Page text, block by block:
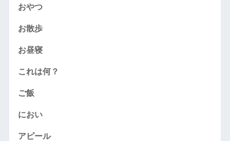
おやつ
お散歩
お昼寝
これは何？
ご飯
におい
アピール